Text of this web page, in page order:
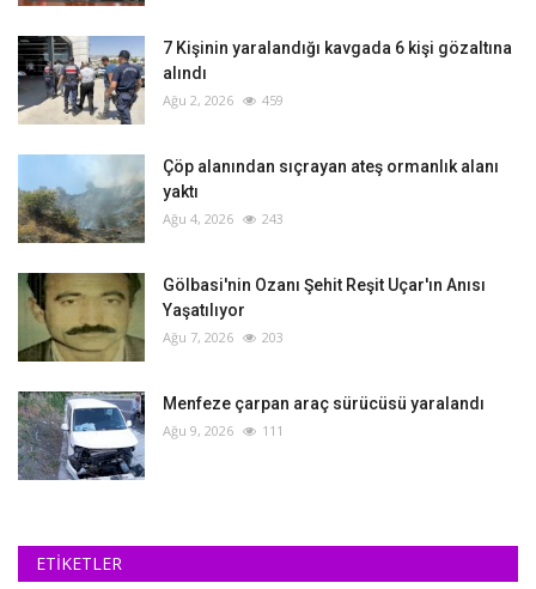
‎7 Kişinin yaralandığı kavgada 6 kişi gözaltına
alındı
Ağu 2, 2026 459
Çöp alanından sıçrayan ateş ormanlık alanı
yaktı
Ağu 4, 2026 243
Gölbasi'nin Ozanı Şehit Reşit Uçar'ın Anısı
Yaşatılıyor
Ağu 7, 2026 203
Menfeze çarpan araç sürücüsü yaralandı
Ağu 9, 2026 111
ETİKETLER